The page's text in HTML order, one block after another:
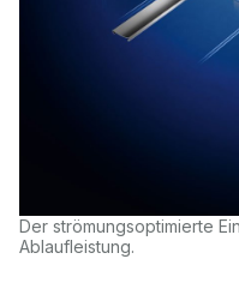
Der strömungsoptimierte
Ablaufleistung.